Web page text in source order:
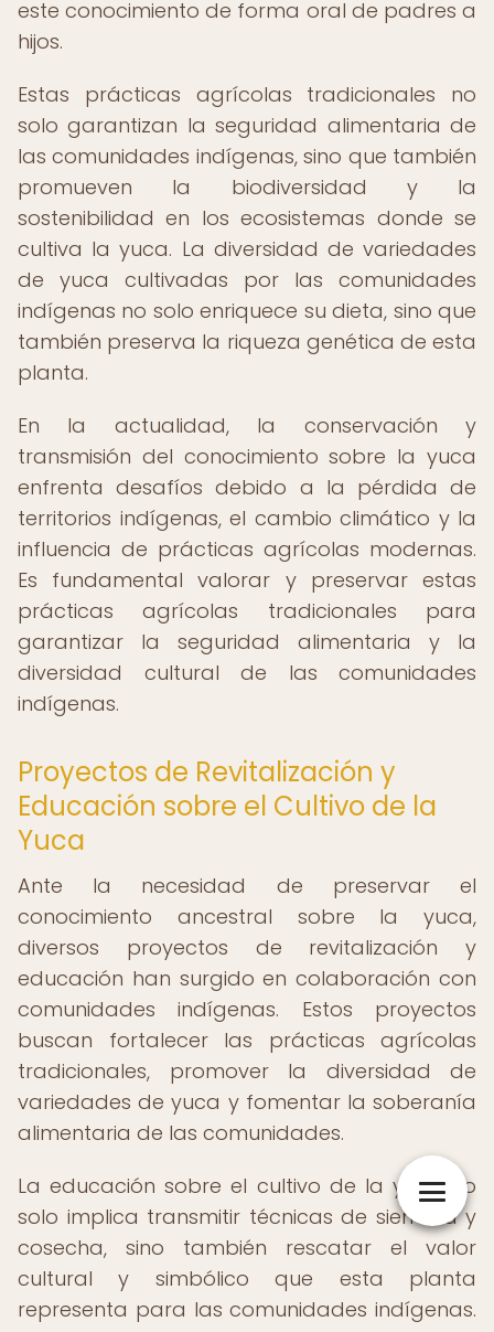
este conocimiento de forma oral de padres a
hijos.
Estas prácticas agrícolas tradicionales no
solo garantizan la seguridad alimentaria de
las comunidades indígenas, sino que también
promueven la biodiversidad y la
sostenibilidad en los ecosistemas donde se
cultiva la yuca. La diversidad de variedades
de yuca cultivadas por las comunidades
indígenas no solo enriquece su dieta, sino que
también preserva la riqueza genética de esta
planta.
En la actualidad, la conservación y
transmisión del conocimiento sobre la yuca
enfrenta desafíos debido a la pérdida de
territorios indígenas, el cambio climático y la
influencia de prácticas agrícolas modernas.
Es fundamental valorar y preservar estas
prácticas agrícolas tradicionales para
garantizar la seguridad alimentaria y la
diversidad cultural de las comunidades
indígenas.
Proyectos de Revitalización y
Educación sobre el Cultivo de la
Yuca
Ante la necesidad de preservar el
conocimiento ancestral sobre la yuca,
diversos proyectos de revitalización y
educación han surgido en colaboración con
comunidades indígenas. Estos proyectos
buscan fortalecer las prácticas agrícolas
tradicionales, promover la diversidad de
variedades de yuca y fomentar la soberanía
alimentaria de las comunidades.
La educación sobre el cultivo de la yuca no
solo implica transmitir técnicas de siembra y
cosecha, sino también rescatar el valor
cultural y simbólico que esta planta
representa para las comunidades indígenas.